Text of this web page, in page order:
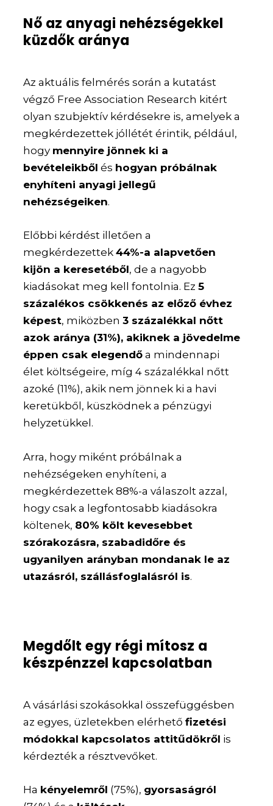
Nő az anyagi nehézségekkel
küzdők aránya
Az aktuális felmérés során a kutatást
végző Free Association Research kitért
olyan szubjektív kérdésekre is, amelyek a
megkérdezettek jóllétét érintik, például,
hogy mennyire jönnek ki a
bevételeikből és hogyan próbálnak
enyhíteni anyagi jellegű
nehézségeiken.
Előbbi kérdést illetően a
megkérdezettek44%-a alapvetően
kijön a keresetéből, de a nagyobb
kiadásokat meg kell fontolnia. Ez5
százalékos csökkenés az előző évhez
képest, miközben3 százalékkal nőtt
azok aránya (31%), akiknek a jövedelme
éppen csak elegendő a mindennapi
élet költségeire, míg 4 százalékkal nőtt
azoké (11%), akik nem jönnek ki a havi
keretükből, küszködnek a pénzügyi
helyzetükkel.
Arra, hogy miként próbálnak a
nehézségeken enyhíteni, a
megkérdezettek 88%-a válaszolt azzal,
hogy csak a legfontosabb kiadásokra
költenek, 80% költ kevesebbet
szórakozásra, szabadidőre és
ugyanilyen arányban mondanak le az
utazásról, szállásfoglalásról is.
Megdőlt egy régi mítosz a
készpénzzel kapcsolatban
A vásárlási szokásokkal összefüggésben
az egyes, üzletekben elérhetőfizetési
módokkal kapcsolatos attitűdökről is
kérdezték a résztvevőket.
Ha kényelemről (75%), gyorsaságról